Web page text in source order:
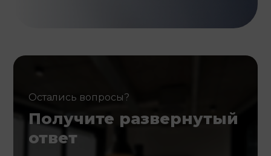
Остались вопросы?
Получите развернутый
ответ